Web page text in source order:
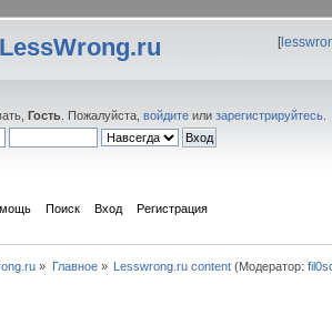
[
Гость . Пожалуйста, войдите или зарегистрируйтесь
Поиск Вход Регистрация
» Главное» Lesswrong.ru content(Модератор: